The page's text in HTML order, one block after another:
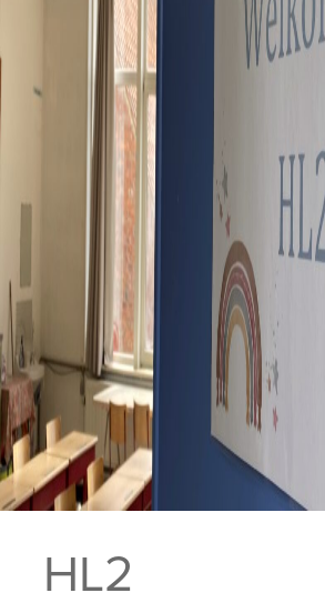
HL2